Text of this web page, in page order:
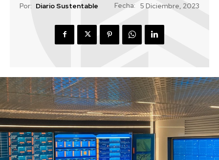
Por: Diario Sustentable Fecha: 5 Diciembre, 2023